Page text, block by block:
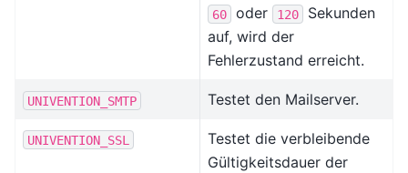
60 oder 120
Sekunden
auf, wird der
Fehlerzustand erreicht.
UNIVENTION_SMTP Testet den Mailserver.
UNIVENTION_SSL
Testet die verbleibende
Gültigkeitsdauer der